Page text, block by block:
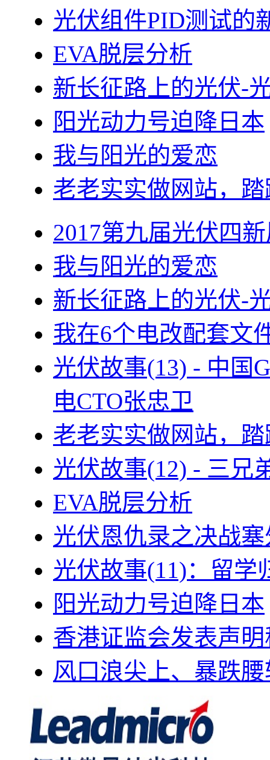
光伏组件PID测试的
EVA脱层分析
新长征路上的光伏-
阳光动力号迫降日本
我与阳光的爱恋
老老实实做网站，
2017第九届光伏四
我与阳光的爱恋
新长征路上的光伏-
我在6个电改配套文
光伏故事(13) - 中国
电CTO张忠卫
老老实实做网站，
光伏故事(12) - 三兄
EVA脱层分析
光伏恩仇录之决战
光伏故事(11)：留学
阳光动力号迫降日本
香港证监会发表声
风口浪尖上、暴跌